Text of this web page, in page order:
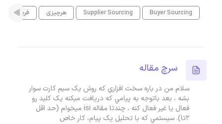
Buyer Sourcing
Supplier Sourcing هرچیزی فریلنس
سرچ مقاله
سلام من در باره سخت افزاري که روش يک سيم کارت سوار
بشه ، بعد باتوجه به پيامي که دريافت ميکنه يک کليد رو
فعال يا غير فعال کنه ، چندتا مقاله isi ميخوام (حد اقل
2تا). سيستمي که با تحليل يک پيام، کار خاص